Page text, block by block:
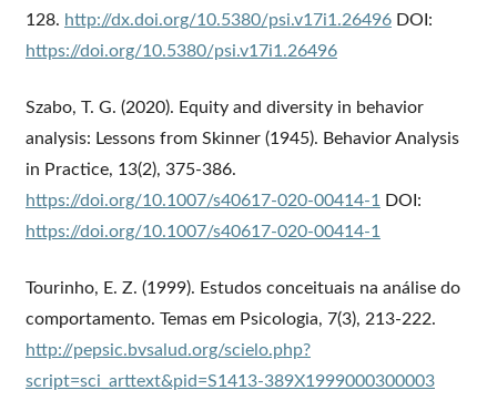
128. http://dx.doi.org/10.5380/psi.v17i1.26496DOI:
https://doi.org/10.5380/psi.v17i1.26496
Szabo, T. G. (2020). Equity and diversity in behavior
analysis: Lessons from Skinner (1945). Behavior Analysis
in Practice, 13(2), 375-386.
https://doi.org/10.1007/s40617-020-00414-1DOI:
https://doi.org/10.1007/s40617-020-00414-1
Tourinho, E. Z. (1999). Estudos conceituais na análise do
comportamento. Temas em Psicologia, 7(3), 213-222.
http://pepsic.bvsalud.org/scielo.php?
script=sci_arttext&pid=S1413-389X1999000300003